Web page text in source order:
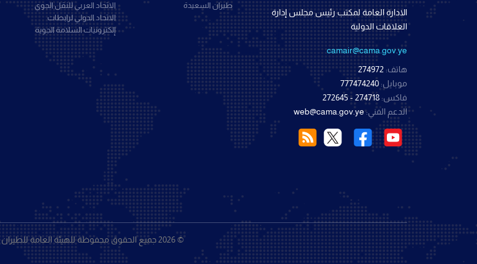
الادارة العامة لمكتب رئيس مجلس إدارة
العلاقات الدولية
camair@cama.gov.ye
هاتف: 274972
موبايل: 777474240
فاكس: 274718 - 272645
الدعم الفني:web@cama.gov.ye
طيران السعيدة
الاتحاد العربي للنقل الجوي
الاتحاد الدولي لرابطات
إلكترونيات السلامة الجوية
© 2026 جميع الحقوق محفوظة للهيئة العامة للطيران المدني والأرصاد